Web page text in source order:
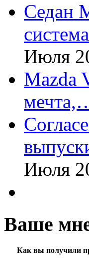
Седан
Июля
Mazda
Июля
Ваше
Как вы получили